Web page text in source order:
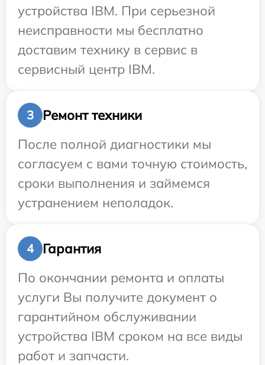
устройства IBM. При серьезной
неисправности мы бесплатно
доставим технику в сервис в
сервисный центр IBM.
3
Ремонт техники
После полной диагностики мы
согласуем с вами точную стоимость,
сроки выполнения и займемся
устранением неполадок.
4
Гарантия
По окончании ремонта и оплаты
услуги Вы получите документ о
гарантийном обслуживании
устройства IBM сроком на все виды
работ и запчасти.